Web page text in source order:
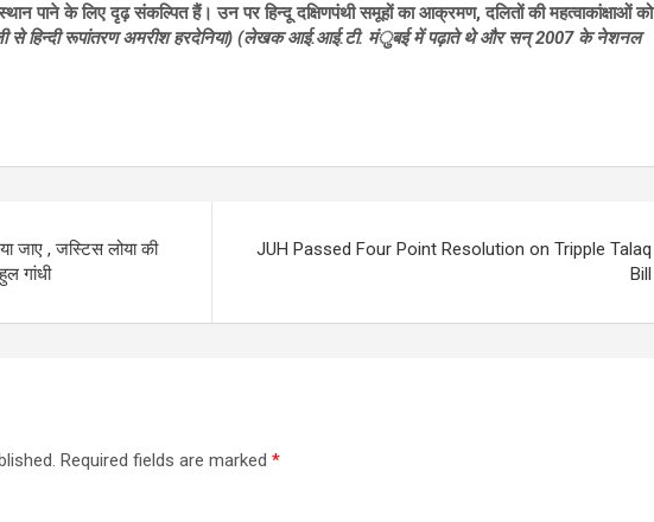
पाने के लिए दृढ़ संकल्पित हैं। उन पर हिन्दू दक्षिणपंथी समूहों का आक्रमण, दलितों की महत्वाकांक्षाओं को
से हिन्दी रूपांतरण अमरीश हरदेनिया) (लेखक आई.आई.टी. मंुबई में पढ़ाते थे और सन्2007 के नेशनल
जाए , जस्टिस लोया की
गांधी
JUH Passed Four Point Resolution on Tripple Talaq
Bill
Required fields are marked *